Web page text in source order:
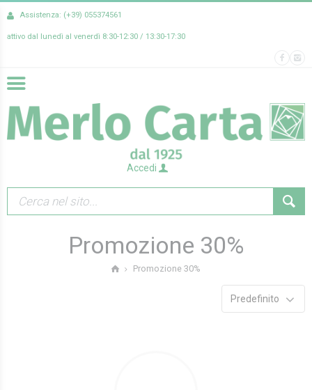
Assistenza: (+39) 055374561
attivo dal lunedì al venerdì 8:30-12:30 / 13:30-17:30
Accedi
Promozione 30%
Promozione 30%
Predefinito